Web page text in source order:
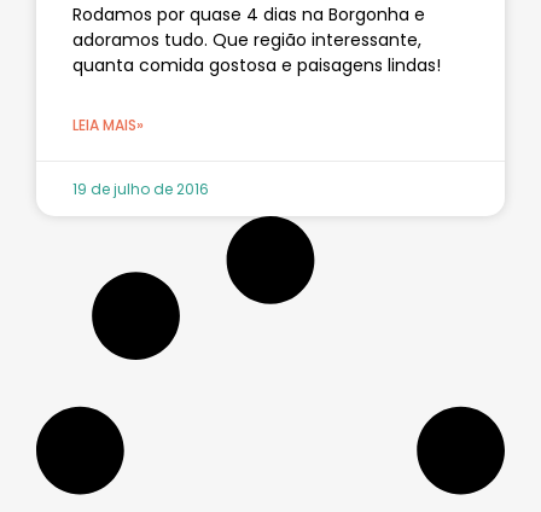
Rodamos por quase 4 dias na Borgonha e
adoramos tudo. Que região interessante,
quanta comida gostosa e paisagens lindas!
LEIA MAIS»
19 de julho de 2016